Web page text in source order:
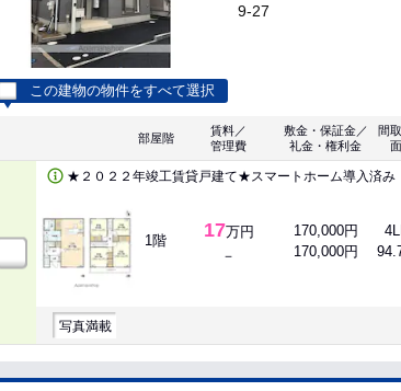
9-27
この建物の物件をすべて選択
部屋階
賃料／
管理費
敷金・保証金／
礼金・権利金
間
★２０２２年竣工賃貸戸建て★スマートホーム導入済み
1階 17万円
－
170,000円
170,000円
写真満載